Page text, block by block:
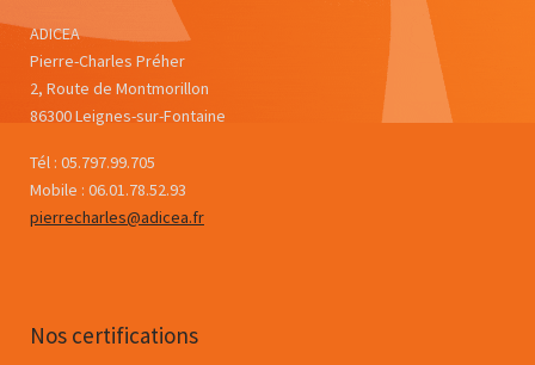
ADICEA
Pierre-Charles Préher
2, Route de Montmorillon
86300 Leignes-sur-Fontaine
Tél : 05.797.99.705
Mobile : 06.01.78.52.93
pierrecharles@adicea.fr
Nos certifications